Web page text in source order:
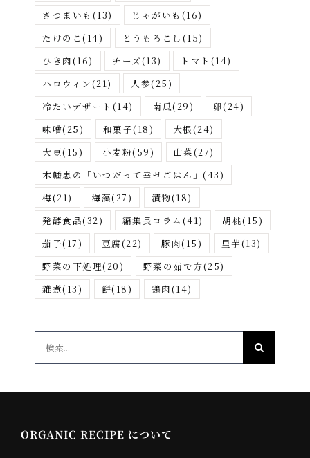
さつまいも (13) じゃがいも (16)
たけのこ(14) とうもろこし (15)
ひき肉(16) チーズ(13) トマト (14)
ハロウィン(21) 人参(25)
冷たいデザート (14) 南瓜(29) 卵(24)
味噌(25) 和菓子(18) 大根(24)
大豆(15) 小麦粉(59) 山菜(27)
木幡恵の「いつだって幸せごはん」 (43)
梅(21) 海藻(27) 漬物(18)
発酵食品(32) 編集長コラム (41) 胡桃(15)
茄子(17) 豆腐(22) 豚肉(15) 里芋(13)
野菜の下処理(20) 野菜の茹で方(25)
雑煮(13) 餅(18) 鶏肉(14)
ORGANIC RECIPE について